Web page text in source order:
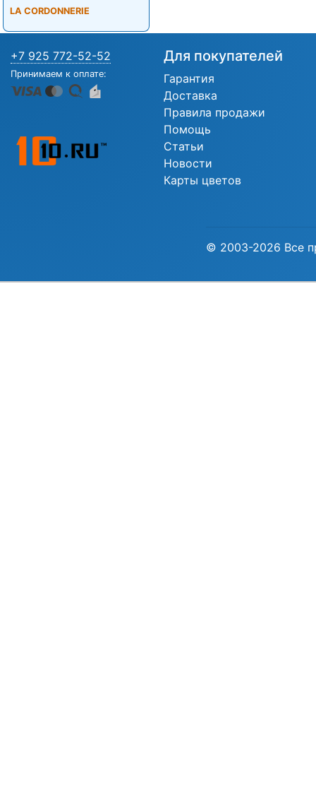
LA CORDONNERIE
+7 925 772-52-52
Принимаем к оплате:
Для покупателей
Гарантия
Доставка
Правила продажи
Помощь
Статьи
Новости
Карты цветов
© 2003-2026 Все